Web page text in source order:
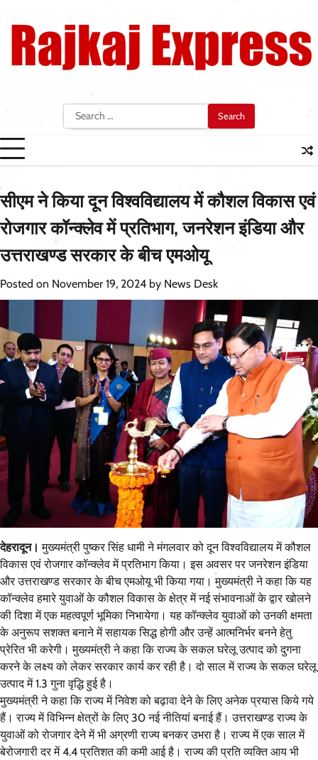
content
Search
for:
सीएम ने किया दून विश्वविद्यालय में कौशल विकास एवं
रोजगार कॉन्क्लेव में प्रतिभाग, जनरेशन इंडिया और
उत्तराखण्ड सरकार के बीच एमओयू
Posted on November 19, 2024 by News Desk
देहरादून। मुख्यमंत्री पुष्कर सिंह धामी ने मंगलवार को दून विश्वविद्यालय में कौशल
विकास एवं रोजगार कॉन्क्लेव में प्रतिभाग किया। इस अवसर पर जनरेशन इंडिया
और उत्तराखण्ड सरकार के बीच एमओयू भी किया गया। मुख्यमंत्री ने कहा कि यह
कॉन्क्लेव हमारे युवाओं के कौशल विकास के क्षेत्र में नई संभावनाओं के द्वार खोलने
की दिशा में एक महत्वपूर्ण भूमिका निभायेगा। यह कॉन्क्लेव युवाओं को उनकी क्षमता
के अनुरूप सशक्त बनाने में सहायक सिद्ध होगी और उन्हें आत्मनिर्भर बनने हेतु
प्रेरित भी करेगी। मुख्यमंत्री ने कहा कि राज्य के सकल घरेलू उत्पाद को दुगना
करने के लक्ष्य को लेकर सरकार कार्य कर रही है। दो साल में राज्य के सकल घरेलू
उत्पाद में 1.3 गुना वृद्धि हुई है।
मुख्यमंत्री ने कहा कि राज्य में निवेश को बढ़ावा देने के लिए अनेक प्रयास किये गये
हैं। राज्य में विभिन्न क्षेत्रों के लिए 30 नई नीतियां बनाई हैं। उत्तराखण्ड राज्य के
युवाओं को रोजगार देने में भी अग्रणी राज्य बनकर उभरा है। राज्य में एक साल में
बेरोजगारी दर में 4.4 प्रतिशत की कमी आई है। राज्य की प्रति व्यक्ति आय भी